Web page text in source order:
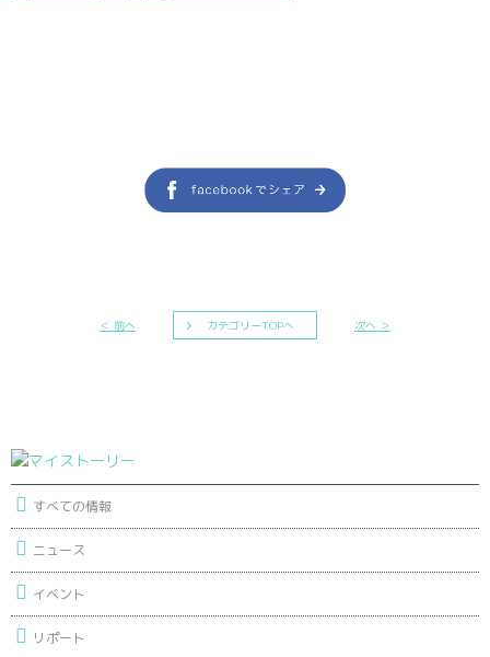
＜ 前へ カテゴリーTOPへ 次へ ＞
すべての情報
ニュース
イベント
リポート